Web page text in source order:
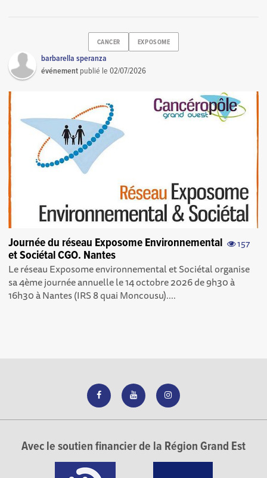
CANCER EXPOSOME
barbarella speranza
événement publié le02/07/2026
157
Journée du réseau Exposome Environnemental
et Sociétal CGO. Nantes
Le réseau Exposome environnemental et Sociétal organise
sa 4ème journée annuelle le 14 octobre 2026 de 9h30 à
16h30 à Nantes (IRS 8 quai Moncousu)....
Avec le soutien financier de la Région Grand Est